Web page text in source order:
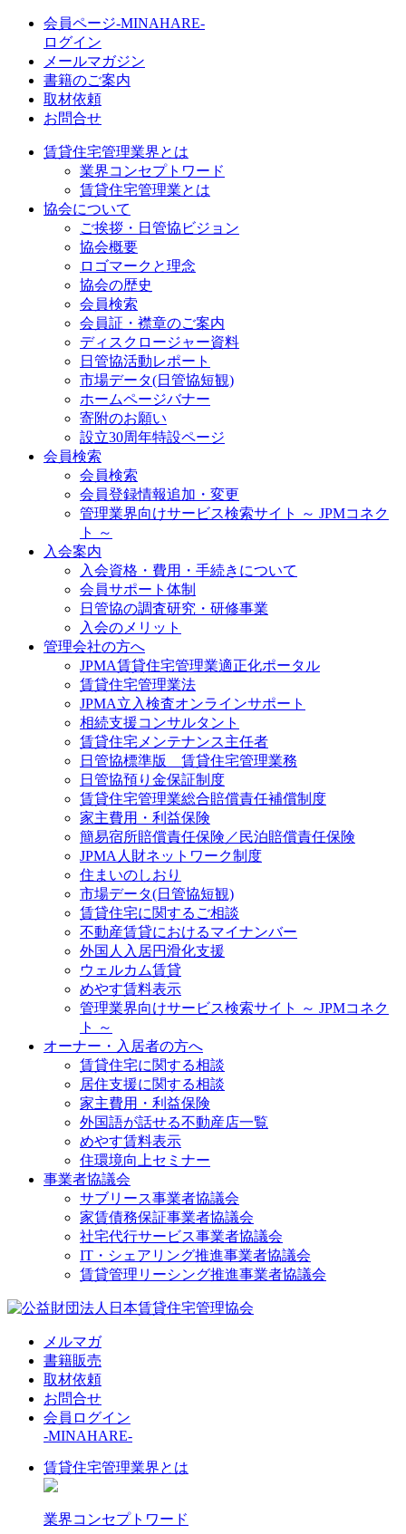
会員ページ-MINAHARE-
ログイン
メールマガジン
書籍のご案内
取材依頼
お問合せ
賃貸住宅管理業界とは
業界コンセプトワード
賃貸住宅管理業とは
協会について
ご挨拶・日管協ビジョン
協会概要
ロゴマークと理念
協会の歴史
会員検索
会員証・襟章のご案内
ディスクロージャー資料
日管協活動レポート
市場データ(日管協短観)
ホームページバナー
寄附のお願い
設立30周年特設ページ
会員検索
会員検索
会員登録情報追加・変更
管理業界向けサービス検索サイト ～ JPMコネク
ト ～
入会案内
入会資格・費用・手続きについて
会員サポート体制
日管協の調査研究・研修事業
入会のメリット
管理会社の方へ
JPMA賃貸住宅管理業適正化ポータル
賃貸住宅管理業法
JPMA立入検査オンラインサポート
相続支援コンサルタント
賃貸住宅メンテナンス主任者
日管協標準版 賃貸住宅管理業務
日管協預り金保証制度
賃貸住宅管理業総合賠償責任補償制度
家主費用・利益保険
簡易宿所賠償責任保険／民泊賠償責任保険
JPMA人財ネットワーク制度
住まいのしおり
市場データ(日管協短観)
賃貸住宅に関するご相談
不動産賃貸におけるマイナンバー
外国人入居円滑化支援
ウェルカム賃貸
めやす賃料表示
管理業界向けサービス検索サイト ～ JPMコネク
ト ～
オーナー・入居者の方へ
賃貸住宅に関する相談
居住支援に関する相談
家主費用・利益保険
外国語が話せる不動産店一覧
めやす賃料表示
住環境向上セミナー
事業者協議会
サブリース事業者協議会
家賃債務保証事業者協議会
社宅代行サービス事業者協議会
IT・シェアリング推進事業者協議会
賃貸管理リーシング推進事業者協議会
メルマガ
書籍販売
取材依頼
お問合せ
会員ログイン
-MINAHARE-
賃貸住宅管理業界とは
業界コンセプトワード